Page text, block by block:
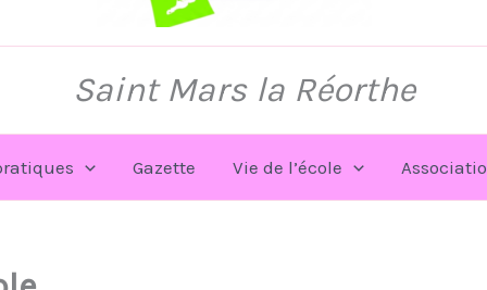
Saint Mars la Réorthe
Gazette Vie de l’école